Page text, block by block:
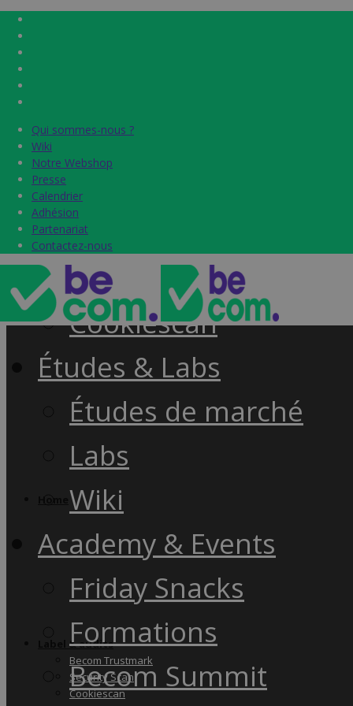
Qui sommes-nous ?
Wiki
Notre Webshop
Presse
Calendrier
Adhésion
Partenariat
Contactez-nous
Label & audits
Becom Trustmark
Security Scan
Cookiescan
Qui sommes-nous ?
Wiki
Notre Webshop
Presse
Calendrier
Adhésion
Partenariat
Contactez-nous
Home
Label & audits
Becom Trustmark
Security Scan
Cookiescan
Études & Labs
Études de marché
Labs
Wiki
Academy & Events
Friday Snacks
Formations
Becom Summit